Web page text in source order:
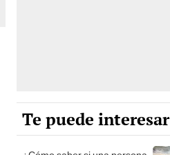
Te puede interesar